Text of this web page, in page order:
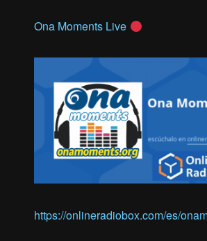
Ona Moments Live
https://onlineradiobox.com/es/